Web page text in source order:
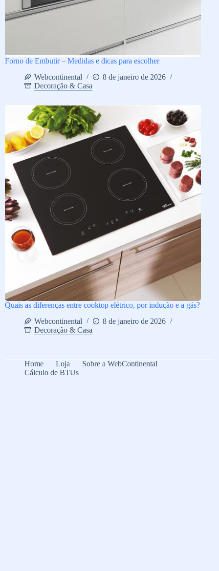
Forno de Embutir – Medidas e dicas para escolher
Webcontinental
8 de janeiro de 2026
Decoração & Casa
Quais as diferenças entre cooktop elétrico, por indução e a gás?
Webcontinental
8 de janeiro de 2026
Decoração & Casa
Home Loja
Sobre a WebContinental
Cálculo de BTUs